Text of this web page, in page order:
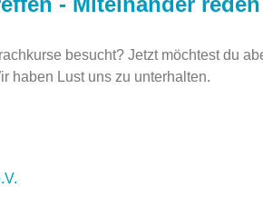
besucht? Jetzt möchtest du
haben Lust uns zu unterhalten.